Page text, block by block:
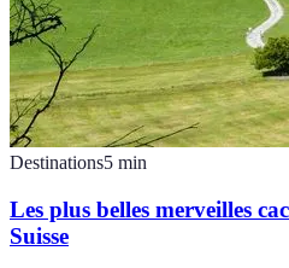
Destinations5 min
Les plus belles merveilles
Suisse